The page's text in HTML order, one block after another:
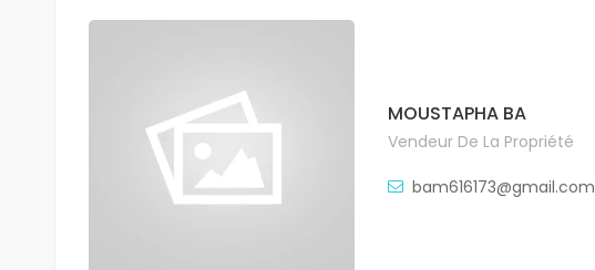
MOUSTAPHA BA
Vendeur De La Propriété
bam616173@gmail.com